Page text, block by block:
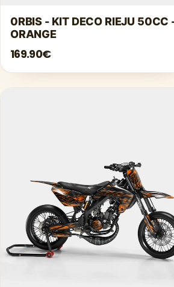
0RBIS - KIT DECO RIEJU 50CC
ORANGE
169.90€